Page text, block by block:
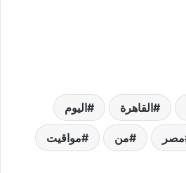
القاهرة اليوم
مصر من مواقيت